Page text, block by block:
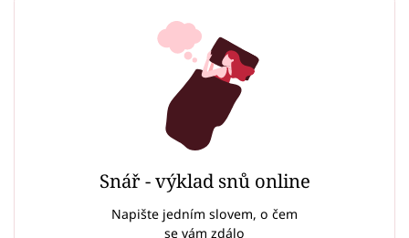
Snář - výklad snů online
Napište jedním slovem, o čem
se vám zdálo